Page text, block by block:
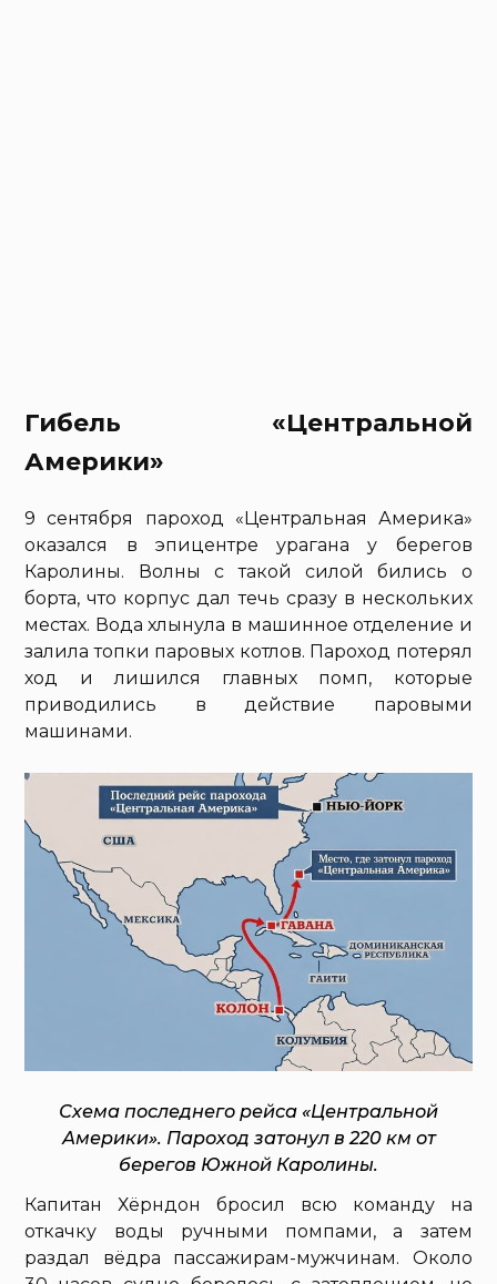
Гибель «Центральной
Америки»
9 сентября пароход «Центральная Америка»
оказался в эпицентре урагана у берегов
Каролины. Волны с такой силой бились о
борта, что корпус дал течь сразу в нескольких
местах. Вода хлынула в машинное отделение и
залила топки паровых котлов. Пароход потерял
ход и лишился главных помп, которые
приводились в действие паровыми
машинами.
Схема последнего рейса «Центральной
Америки». Пароход затонул в 220 км от
берегов Южной Каролины.
Капитан Хёрндон бросил всю команду на
откачку воды ручными помпами, а затем
раздал вёдра пассажирам-мужчинам. Около